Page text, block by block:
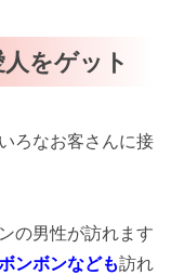
をゲット
ろなお客さんに接
の男性が訪れます
ンボンなども訪れ